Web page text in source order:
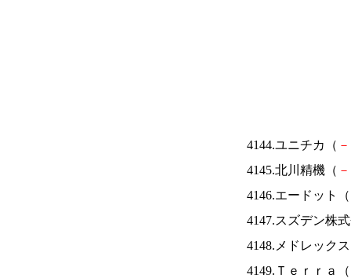
4144.ユニチカ（ －
4145.北川精機（ －
4146.エードット（
4147.スズデン株
4148.メドレック
4149.Ｔｅｒｒａ（